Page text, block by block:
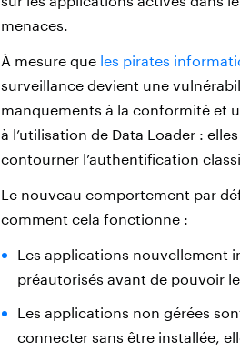
menaces.
À mesure que les pirates
surveillance devient une
manquements à la conformité et
à l’utilisation de Data Loader :
contourner l’authentification
Le nouveau comportement par
comment cela fonctionne :
Les applications nouvellement
préautorisés avant de pouvoir
Les applications non gérées
connecter sans être installée,